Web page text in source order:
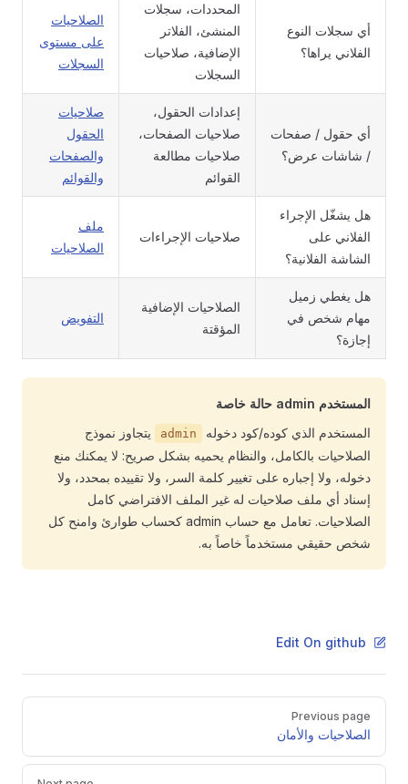
أي سجلات النوع
الفلاني يراها؟
المحددات، سجلات
المنشئ، الفلاتر
الإضافية، صلاحيات
السجلات
الصلاحيات
على مستوى
السجلات
أي حقول / صفحات
/ شاشات عرض؟
إعدادات الحقول،
صلاحيات الصفحات،
صلاحيات مطالعة
القوائم
صلاحيات
الحقول
والصفحات
والقوائم
هل يشغّل الإجراء
الفلاني على
الشاشة الفلانية؟
صلاحيات الإجراءات
ملف
الصلاحيات
هل يغطي زميل
مهام شخص في
إجازة؟
الصلاحيات الإضافية
المؤقتة
التفويض
المستخدم admin حالة خاصة
المستخدم الذي كوده/كود دخوله
admin
يتجاوز نموذج
الصلاحيات بالكامل، والنظام يحميه بشكل صريح: لا يمكنك منع
دخوله، ولا إجباره على تغيير كلمة السر، ولا تقييده بمحدد، ولا
إسناد أي ملف صلاحيات له غير الملف الافتراضي كامل
الصلاحيات. تعامل مع حساب admin كحساب طوارئ وامنح كل
شخص حقيقي مستخدماً خاصاً به.
Edit On github
Previous page
الصلاحيات والأمان